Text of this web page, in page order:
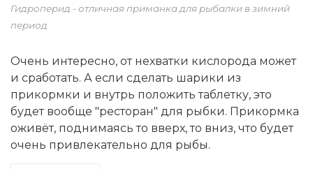
Гидроперид - отличная приманка для рыбалки в зимний
период
Очень интересно, от нехватки кислорода может
и сработать. А если сделать шарики из
прикормки и внутрь положить таблетку, это
будет вообще "ресторан" для рыбки. Прикормка
оживёт, поднимаясь то вверх, то вниз, что будет
очень привлекательно для рыбы.